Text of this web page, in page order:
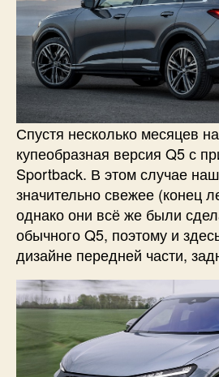
Спустя несколько месяцев
купеобразная версия Q5 с
Sportback. В этом случае
значительно свежее (конец
однако они всё же были
обычного Q5, поэтому и
дизайне передней части,